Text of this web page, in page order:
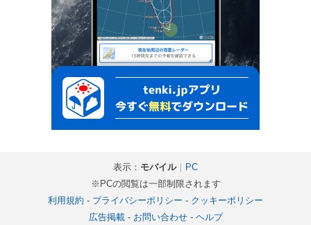
表示： モバイル｜ PC
※PCの閲覧は一部制限されます
利用規約 - プライバシーポリシー - クッキーポリシー
広告掲載- お問い合わせ- ヘルプ